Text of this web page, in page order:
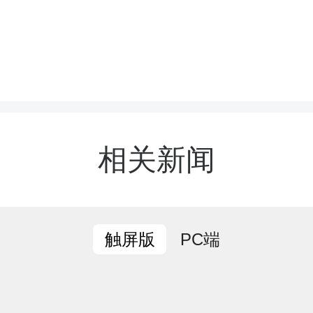
此次活动正是学校针对这
取的积极举措。五(10) 班
相关新闻
触屏版 PC端